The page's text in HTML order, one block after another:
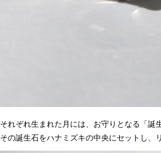
それぞれ生まれた月には、お守りとなる「誕
その誕生石をハナミズキの中央にセットし、